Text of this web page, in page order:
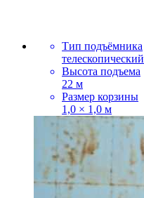
Тип подъёмника
телескопический
Высота подъема
22 м
Размер корзины
1,0 × 1,0 м